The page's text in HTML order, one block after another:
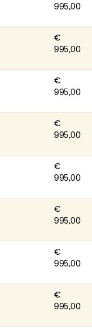
995,00
€
995,00
€
995,00
€
995,00
€
995,00
€
995,00
€
995,00
€
995,00